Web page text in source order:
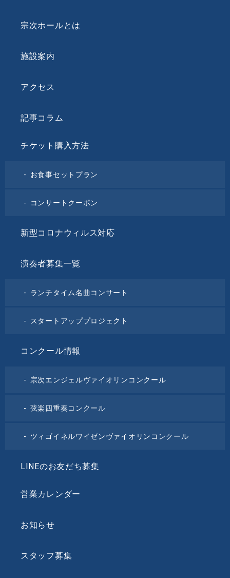
宗次ホールとは
施設案内
アクセス
記事コラム
チケット購入方法
お食事セットプラン
コンサートクーポン
新型コロナウィルス対応
演奏者募集一覧
ランチタイム名曲コンサート
スタートアッププロジェクト
コンクール情報
宗次エンジェルヴァイオリンコンクール
弦楽四重奏コンクール
ツィゴイネルワイゼンヴァイオリンコンクール
LINEのお友だち募集
営業カレンダー
お知らせ
スタッフ募集